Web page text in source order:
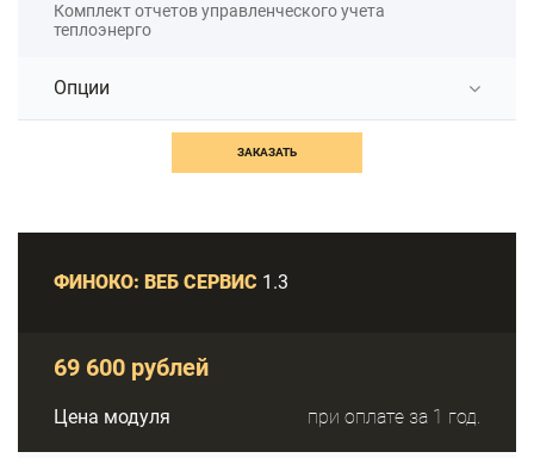
Комплект отчетов управленческого учета
теплоэнерго
Опции
ЗАКАЗАТЬ
ФИНОКО: ВЕБ СЕРВИС 1.3
69 600 рублей
Цена модуля при оплате за 1 год.